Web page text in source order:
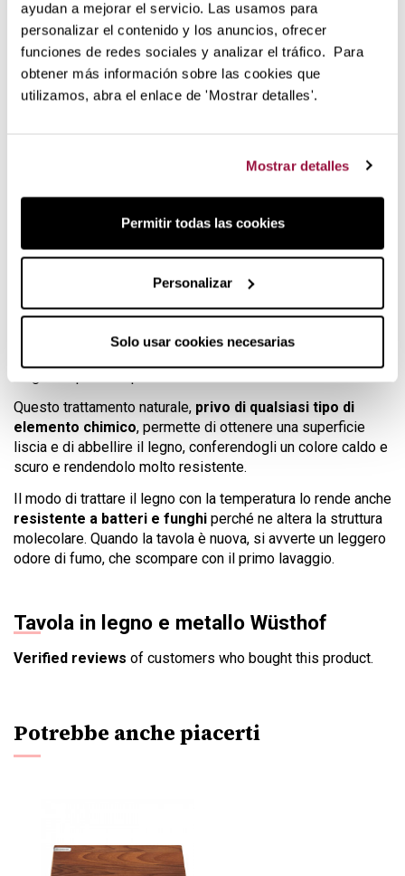
ayudan a mejorar el servicio. Las usamos para
personalizar el contenido y los anuncios, ofrecer
funciones de redes sociales y analizar el tráfico. Para
obtener más información sobre las cookies que
utilizamos, abra el enlace de 'Mostrar detalles'.
Mostrar detalles
Permitir todas las cookies
Personalizar
Solo usar cookies necesarias
il legno di faggio?
tagliere Wüsthof è statotrattatoin modo molto semplice e
naturale. Un processo altamente sostenibile che
Questo trattamento naturale, privo di qualsiasi tipo di
elemento chimico, permette di ottenere una superficie
liscia e di abbellire il legno, conferendogli un colore caldo e
scuro e rendendolo molto resistente.
Il modo di trattare il legno con la temperatura lo rende anche
resistente a batteri e funghi perché ne altera la struttura
molecolare. Quando la tavola è nuova, si avverte un leggero
odore di fumo, che scompare con il primo lavaggio.
Tavola in legno e metallo Wüsthof
Verified reviews of customers who bought this product.
Potrebbe anche piacerti